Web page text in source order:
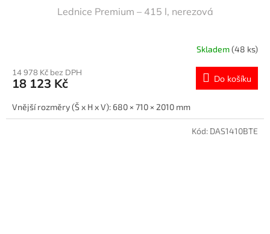
R
M
A
Lednice Premium – 415 l, nerezová
Skladem(48 ks)
14 978 Kč bez DPH
18 123 Kč Do košíku
Vnější rozměry (Š x H x V): 680 × 710 × 2010 mm
Kód: DAS1410BTE